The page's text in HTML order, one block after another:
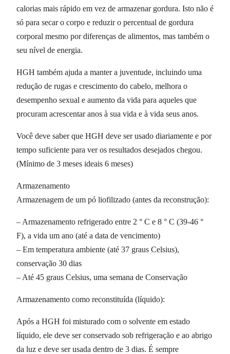
calorias mais rápido em vez de armazenar gordura. Isto não é
só para secar o corpo e reduzir o percentual de gordura
corporal mesmo por diferenças de alimentos, mas também o
seu nível de energia.
HGH também ajuda a manter a juventude, incluindo uma
redução de rugas e crescimento do cabelo, melhora o
desempenho sexual e aumento da vida para aqueles que
procuram acrescentar anos à sua vida e à vida seus anos.
Você deve saber que HGH deve ser usado diariamente e por
tempo suficiente para ver os resultados desejados chegou.
(Mínimo de 3 meses ideais 6 meses)
Armazenamento
Armazenagem de um pó liofilizado (antes da reconstrução):
– Armazenamento refrigerado entre 2 ° C e 8 ° C (39-46 °
F), a vida um ano (até a data de vencimento)
– Em temperatura ambiente (até 37 graus Celsius),
conservação 30 dias
– Até 45 graus Celsius, uma semana de Conservação
Armazenamento como reconstituída (líquido):
Após a HGH foi misturado com o solvente em estado
líquido, ele deve ser conservado sob refrigeração e ao abrigo
da luz e deve ser usada dentro de 3 dias. É sempre